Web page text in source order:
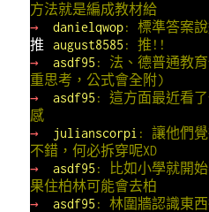
方法就是編成教材給
→
danielqwop: 標準答案
推
august8585 : 推!!
→
asdf95 : 法、德普通教
重思考，公式會全附)
→
asdf95 : 這方面最近看
感
→
julianscorpi : 讓他們
不錯，何必拆穿呢XD
→
asdf95 : 比如小學就開
果住柏林可能會去柏
→
asdf95 : 林圍牆認識東